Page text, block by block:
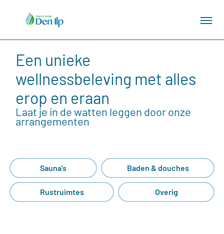
Een unieke
wellnessbeleving met alles
erop en eraan
Laat je in de watten leggen door onze
arrangementen
Sauna's Baden & douches
Rustruimtes Overig